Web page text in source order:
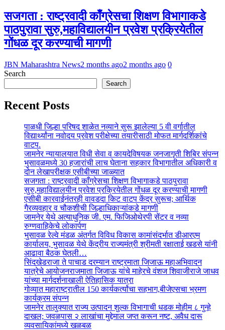
सजगता : राष्ट्रवादी काँग्रेसचा शिक्षण विभागाकडे
पाठपुरावा सुरु,महाविद्यालयीन प्रवेश प्रक्रियेतील
गोंधळ दूर करण्याची मागणी
JBN Maharashtra News2 months ago2 months ago 0
Search
Search
Recent Posts
पाळधी जिल्हा परिषद शाळेत नव्याने सुरू झालेल्या 5 वी वर्गातील
विद्यार्थ्यांना नवोदय प्रवेश परीक्षेच्या तयारीसाठी मोफत मार्गदर्शिकांचे
वाटप.
जामनेर न्यायालयात विधी सेवा व कायदेविषयक जनजागृती शिबिर संपन्न
भुसावळमध्ये 30 हजारांची लाच घेताना सहकार विभागातील अधिकारी व
दोन लेखापरीक्षक एसीबीच्या जाळ्यात
सजगता : राष्ट्रवादी काँग्रेसचा शिक्षण विभागाकडे पाठपुरावा
सुरु,महाविद्यालयीन प्रवेश प्रक्रियेतील गोंधळ दूर करण्याची मागणी
एसीबी कारवाईनंतरही वावडदा किट वाटप केंद्र सुरूच; आर्थिक
गैरव्यवहार व चौकशीची जिल्हाधिकाऱ्यांकडे मागणी
जामनेर येथे अत्याधुनिक जी. एम. फिजिओथेरपी सेंटर व नव्या
रुग्णवाहिकेचे लोकार्पण
भुसावळ रेल्वे मंडळ अंतर्गत विविध विकास कामांसंदर्भात डीआरएम
कार्यालय, भुसावळ येथे केंद्रीय राज्यमंत्री श्रीमती रक्षाताई खडसे यांनी
आढावा बैठक घेतली…
सिंदखेडराजा ते पाचाड दरम्यान राष्ट्रमाता जिजाऊ महाअभिवादन
यात्रेचे आयोजनराजमाता जिजाऊ यांचे माहेरचे वंशज शिवाजीराजे जाधव
यांच्या मार्गदर्शनाखाली ऐतिहासिक यात्रा
गोव्यात महाराष्ट्रातील 150 कार्यकर्त्यांचा सहभाग,बीजेएसचा भ्रमण
कार्यक्रम संपन्न
जामनेर तालुक्यात राज्य उत्पादन शुल्क विभागाची धडक मोहीम ८ गुन्हे
दाखल; जवळपास २ लाखांचा मुद्देमाल जप्त करून नष्ट, अवैध दारू
व्यवसायिकांमध्ये खळबळ